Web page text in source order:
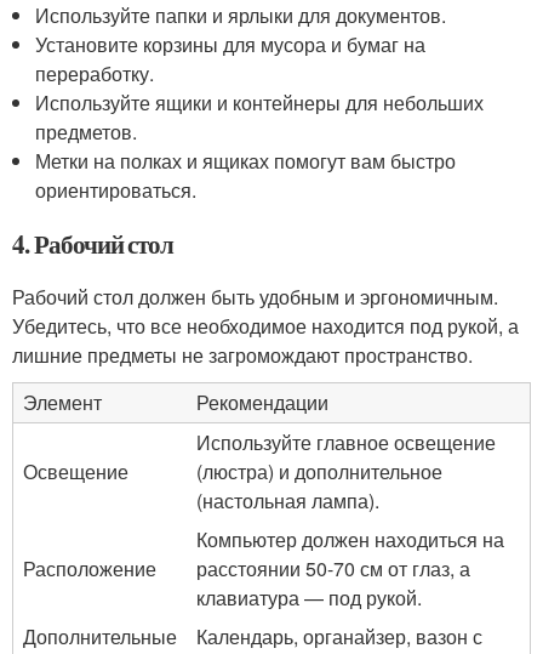
Используйте папки и ярлыки для документов.
Установите корзины для мусора и бумаг на
переработку.
Используйте ящики и контейнеры для небольших
предметов.
Метки на полках и ящиках помогут вам быстро
ориентироваться.
4. Рабочий стол
Рабочий стол должен быть удобным и эргономичным.
Убедитесь, что все необходимое находится под рукой, а
лишние предметы не загромождают пространство.
Элемент
Рекомендации
Освещение
Используйте главное освещение
(люстра) и дополнительное
(настольная лампа).
Расположение
Компьютер должен находиться на
расстоянии 50-70 см от глаз, а
клавиатура — под рукой.
Дополнительные
Календарь, органайзер, вазон с